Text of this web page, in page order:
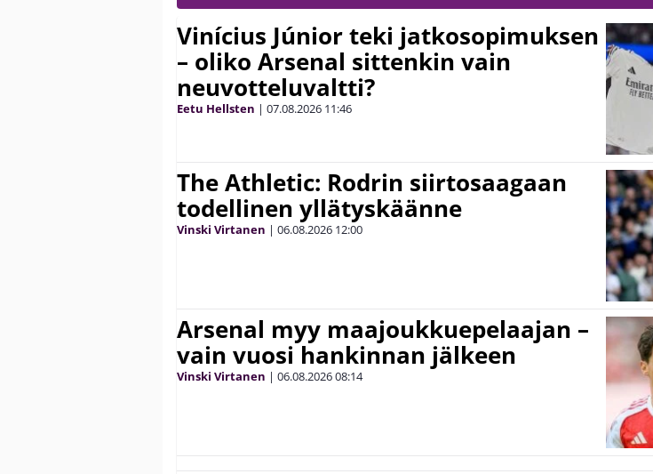
Vinícius Júnior teki jatkosopimuksen
– oliko Arsenal sittenkin vain
neuvotteluvaltti?
Eetu Hellsten | 07.08.2026 11:46
The Athletic: Rodrin siirtosaagaan
todellinen yllätyskäänne
Vinski Virtanen | 06.08.2026 12:00
Arsenal myy maajoukkuepelaajan –
vain vuosi hankinnan jälkeen
Vinski Virtanen | 06.08.202608:14